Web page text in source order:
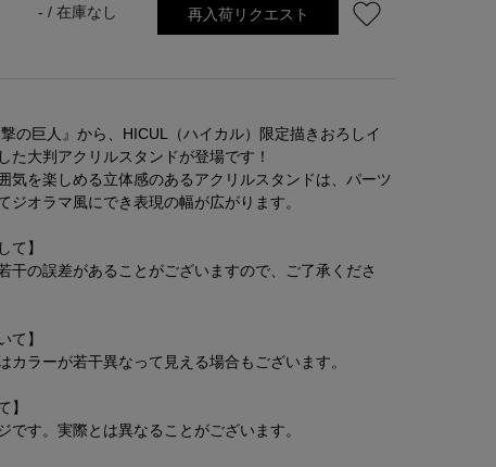
- / 在庫なし 再入荷リクエスト
の巨人』から、HICUL（ハイカル）限定描きおろしイ
た大判アクリルスタンドが登場です！
気を楽しめる立体感のあるアクリルスタンドは、パーツ
ジオラマ風にでき表現の幅が広がります。
て】
干の誤差があることがございますので、ご了承くださ
て】
カラーが若干異なって見える場合もございます。
】
です。実際とは異なることがございます。